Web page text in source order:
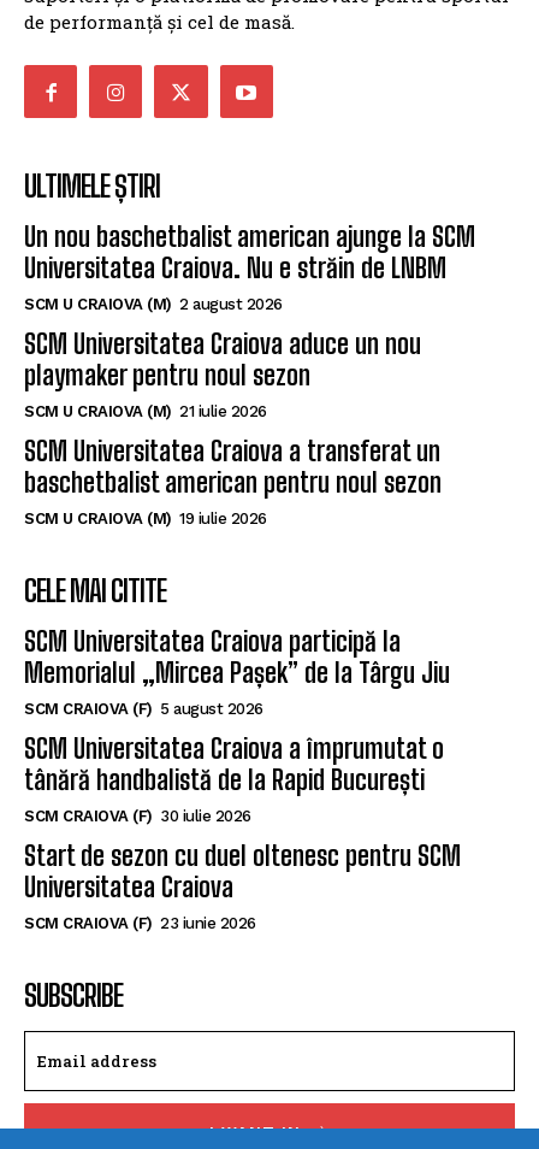
Un nou baschetbalist american ajunge la SCM
Universitatea Craiova. Nu e străin de LNBM
SCM U CRAIOVA (M) 2 august 2026
SCM Universitatea Craiova aduce un nou
playmaker pentru noul sezon
SCM U CRAIOVA (M) 21 iulie 2026
SCM Universitatea Craiova a transferat un
baschetbalist american pentru noul sezon
SCM U CRAIOVA (M) 19 iulie 2026
SCM Universitatea Craiova participă la
Memorialul „Mircea Pașek” de la Târgu Jiu
SCM CRAIOVA (F) 5 august 2026
SCM Universitatea Craiova a împrumutat o
tânără handbalistă de la Rapid București
SCM CRAIOVA (F) 30 iulie 2026
Start de sezon cu duel oltenesc pentru SCM
Universitatea Craiova
SCM CRAIOVA (F) 23 iunie 2026